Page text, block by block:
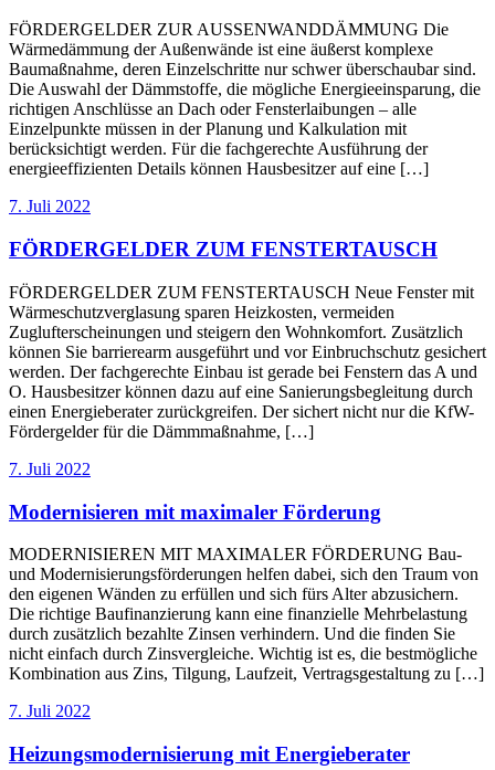
FÖRDERGELDER ZUR AUSSENWANDDÄMMUNG Die
Wärmedämmung der Außenwände ist eine äußerst komplexe
Baumaßnahme, deren Einzelschritte nur schwer überschaubar sind.
Die Auswahl der Dämmstoffe, die mögliche Energieeinsparung, die
richtigen Anschlüsse an Dach oder Fensterlaibungen – alle
Einzelpunkte müssen in der Planung und Kalkulation mit
berücksichtigt werden. Für die fachgerechte Ausführung der
energieeffizienten Details können Hausbesitzer auf eine […]
7. Juli 2022
FÖRDERGELDER ZUM FENSTERTAUSCH
FÖRDERGELDER ZUM FENSTERTAUSCH Neue Fenster mit
Wärmeschutzverglasung sparen Heizkosten, vermeiden
Zuglufterscheinungen und steigern den Wohnkomfort. Zusätzlich
können Sie barrierearm ausgeführt und vor Einbruchschutz gesichert
werden. Der fachgerechte Einbau ist gerade bei Fenstern das A und
O. Hausbesitzer können dazu auf eine Sanierungsbegleitung durch
einen Energieberater zurückgreifen. Der sichert nicht nur die KfW-
Fördergelder für die Dämmmaßnahme, […]
7. Juli 2022
Modernisieren mit maximaler Förderung
MODERNISIEREN MIT MAXIMALER FÖRDERUNG Bau-
und Modernisierungsförderungen helfen dabei, sich den Traum von
den eigenen Wänden zu erfüllen und sich fürs Alter abzusichern.
Die richtige Baufinanzierung kann eine finanzielle Mehrbelastung
durch zusätzlich bezahlte Zinsen verhindern. Und die finden Sie
nicht einfach durch Zinsvergleiche. Wichtig ist es, die bestmögliche
Kombination aus Zins, Tilgung, Laufzeit, Vertragsgestaltung zu […]
7. Juli 2022
Heizungsmodernisierung mit Energieberater